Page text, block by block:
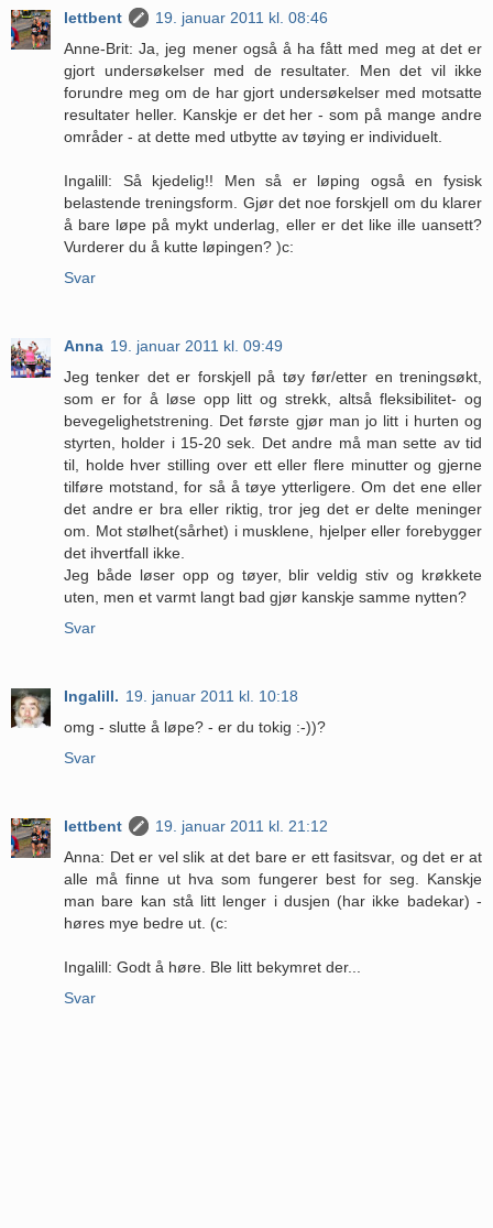
lettbent
19. januar 2011 kl. 08:46
Anne-Brit: Ja, jeg mener også å ha fått med meg at det er
gjort undersøkelser med de resultater. Men det vil ikke
forundre meg om de har gjort undersøkelser med motsatte
resultater heller. Kanskje er det her - som på mange andre
områder - at dette med utbytte av tøying er individuelt.
Ingalill: Så kjedelig!! Men så er løping også en fysisk
belastende treningsform. Gjør det noe forskjell om du klarer
å bare løpe på mykt underlag, eller er det like ille uansett?
Vurderer du å kutte løpingen? )c:
Svar
Anna 19. januar 2011 kl. 09:49
Jeg tenker det er forskjell på tøy før/etter en treningsøkt,
som er for å løse opp litt og strekk, altså fleksibilitet- og
bevegelighetstrening. Det første gjør man jo litt i hurten og
styrten, holder i 15-20 sek. Det andre må man sette av tid
til, holde hver stilling over ett eller flere minutter og gjerne
tilføre motstand, for så å tøye ytterligere. Om det ene eller
det andre er bra eller riktig, tror jeg det er delte meninger
om. Mot stølhet(sårhet) i musklene, hjelper eller forebygger
det ihvertfall ikke.
Jeg både løser opp og tøyer, blir veldig stiv og krøkkete
uten, men et varmt langt bad gjør kanskje samme nytten?
Svar
Ingalill. 19. januar 2011 kl. 10:18
omg - slutte å løpe? - er du tokig :-))?
Svar
lettbent
19. januar 2011 kl. 21:12
Anna: Det er vel slik at det bare er ett fasitsvar, og det er at
alle må finne ut hva som fungerer best for seg. Kanskje
man bare kan stå litt lenger i dusjen (har ikke badekar) -
høres mye bedre ut. (c:
Ingalill: Godt å høre. Ble litt bekymret der...
Svar